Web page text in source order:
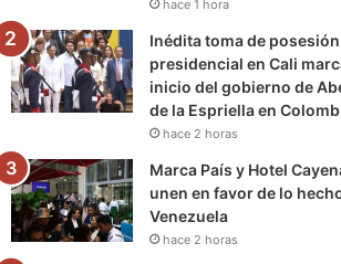
hace 1 hora
Inédita toma de posesión
presidencial en Cali
inicio del gobierno de
de la Espriella en
hace 2 horas
Marca País y Hotel
unen en favor de lo
Venezuela
hace 2 horas